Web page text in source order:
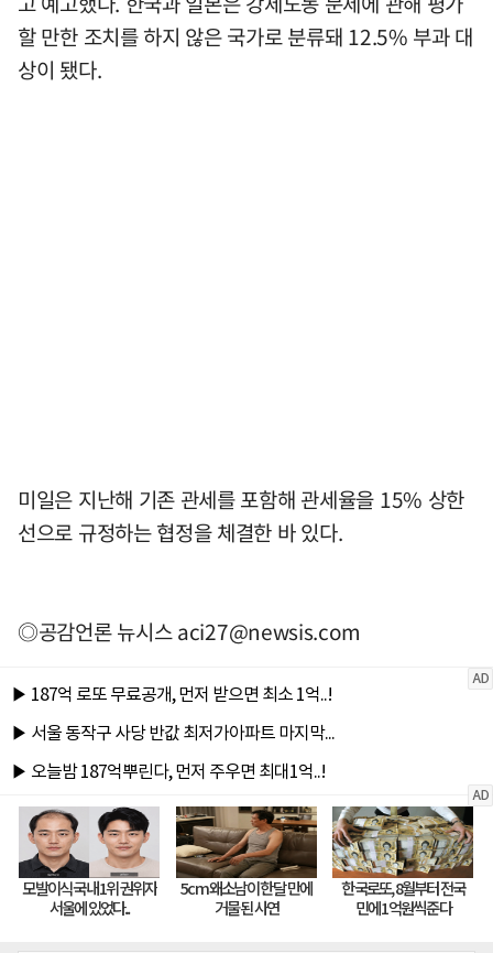
할 만한 조치를 하지 않은 국가로 분류돼 12.5% 부과 대
상이 됐다.
미일은 지난해 기존 관세를 포함해 관세율을 15% 상한
선으로 규정하는 협정을 체결한 바 있다.
◎공감언론 뉴시스aci27@newsis.com